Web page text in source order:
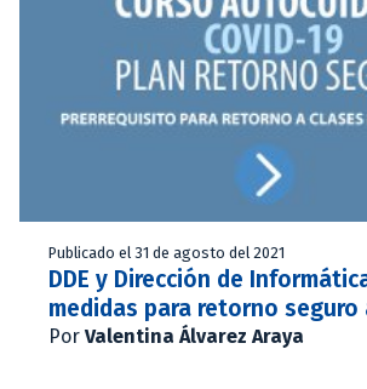
Publicado el 31 de agosto del 2021
DDE y Dirección de
medidas para retorno seguro
Por Valentina Álvarez Araya